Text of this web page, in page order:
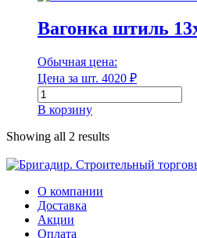
Диаметр
Диаметр внутренний
Вагонка штиль
Обычная цена:
Цена за шт. 4020 ₽
Количество
товара
Вагонка
штиль
мм
В корзину
Showing all 2 results
О компании
Доставка
Акции
Оплата